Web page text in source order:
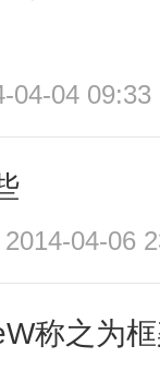
04-04 09:33
04-06
称之为